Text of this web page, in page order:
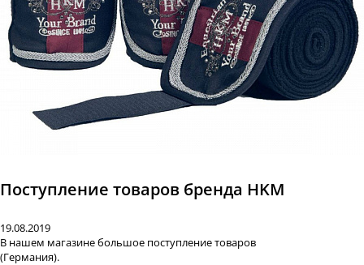
Поступление товаров бренда HKM
19.08.2019
В нашем магазине большое поступление товаров
(Германия).